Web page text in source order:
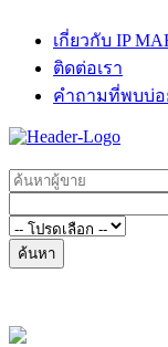
เกี่ยวกับ IP
ติดต่อเรา
คำถามที่พบบ่อ
ค้นหา